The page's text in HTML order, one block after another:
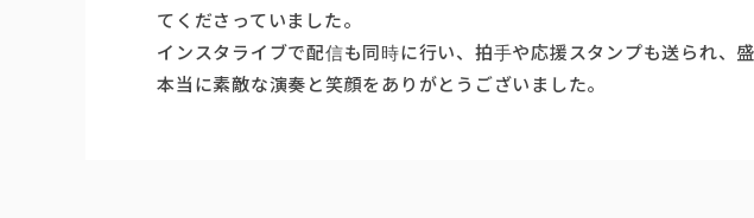
てくださっていました。
インスタライブで配信も同時に行い、拍手や応援スタンプも送られ、盛
本当に素敵な演奏と笑顔をありがとうございました。